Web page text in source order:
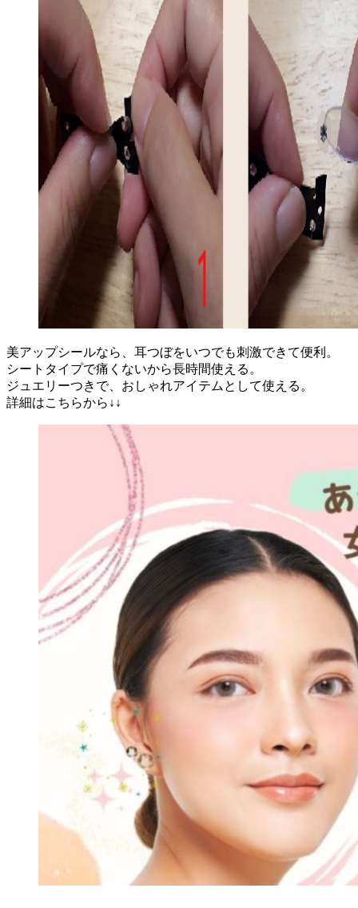
美アップシールなら、耳つぼをいつでも刺激できて便利。
シートタイプで痛くないから長時間使える。
ジュエリーつきで、おしゃれアイテムとして使える。
詳細はこちらから↓↓